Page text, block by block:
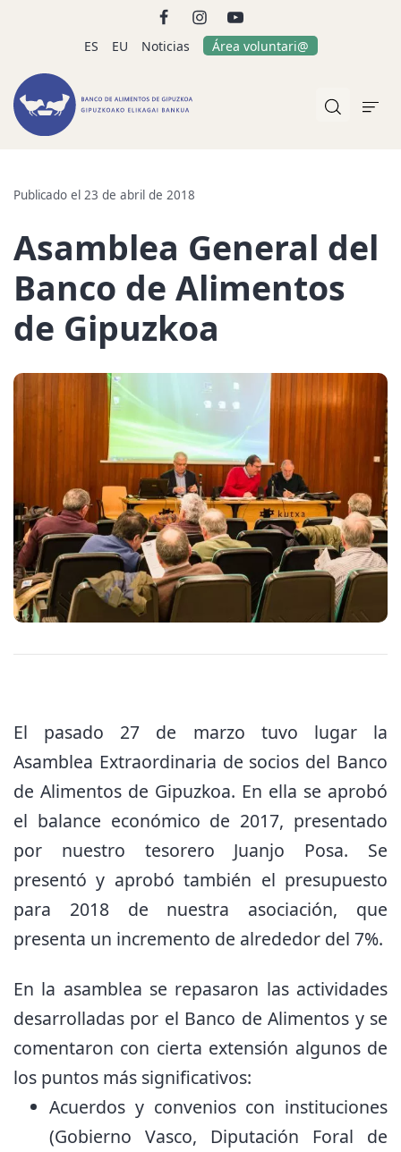
ES EU Noticias Área voluntari@
Publicado el 23 de abril de 2018
Asamblea General del
Banco de Alimentos
de Gipuzkoa
El pasado 27 de marzo tuvo lugar la
Asamblea Extraordinaria de socios del Banco
de Alimentos de Gipuzkoa. En ella se aprobó
el balance económico de 2017, presentado
por nuestro tesorero Juanjo Posa. Se
presentó y aprobó también el presupuesto
para 2018 de nuestra asociación, que
presenta un incremento de alrededor del 7%.
En la asamblea se repasaron las actividades
desarrolladas por el Banco de Alimentos y se
comentaron con cierta extensión algunos de
los puntos más significativos:
Acuerdos y convenios con instituciones
(Gobierno Vasco, Diputación Foral de